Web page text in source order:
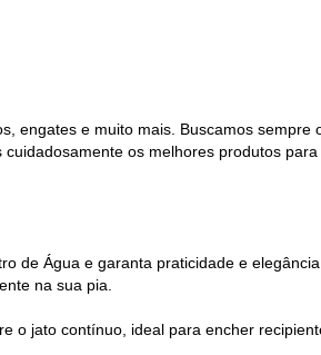
engates e muito mais. Buscamos
os melhores produtos
de Água e garanta praticidade e
na sua pia.
jato contínuo, ideal para encher